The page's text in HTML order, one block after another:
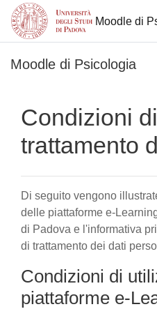
Moodle di
Moodle di Psicologia
Condizioni
trattamento
Di seguito vengono
delle piattaforme e-
di Padova e l'informativa
di trattamento dei dati
Condizioni di
piattaforme e-